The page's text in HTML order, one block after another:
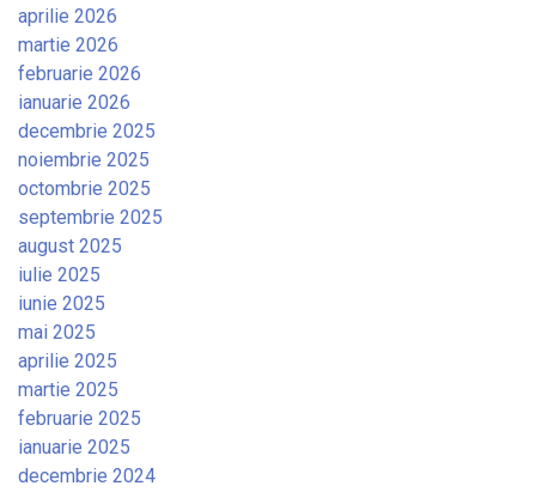
aprilie 2026
martie 2026
februarie 2026
ianuarie 2026
decembrie 2025
noiembrie 2025
octombrie 2025
septembrie 2025
august 2025
iulie 2025
iunie 2025
mai 2025
aprilie 2025
martie 2025
februarie 2025
ianuarie 2025
decembrie 2024